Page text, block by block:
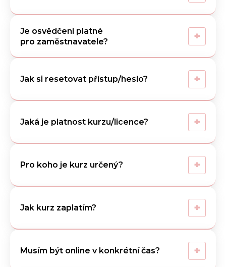
Je osvědčení platné
pro zaměstnavatele?
+
Jak si resetovat přístup/heslo? +
Jaká je platnost kurzu/licence? +
Pro koho je kurz určený? +
Jak kurz zaplatím? +
Musím být online v konkrétní čas? +